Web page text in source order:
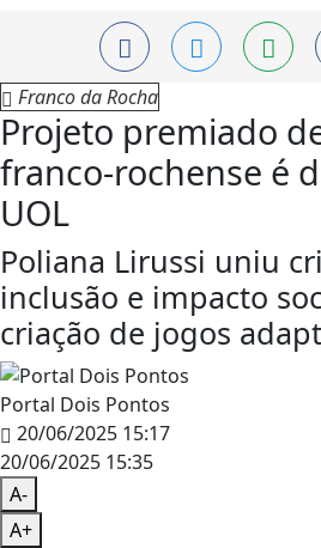
Franco da Rocha
Projeto premiado
franco-rochense é
UOL
Poliana Lirussi uniu
inclusão e impacto
criação de jogos
Portal Dois Pontos
20/06/2025 15:17
20/06/2025 15:35
A-
A+